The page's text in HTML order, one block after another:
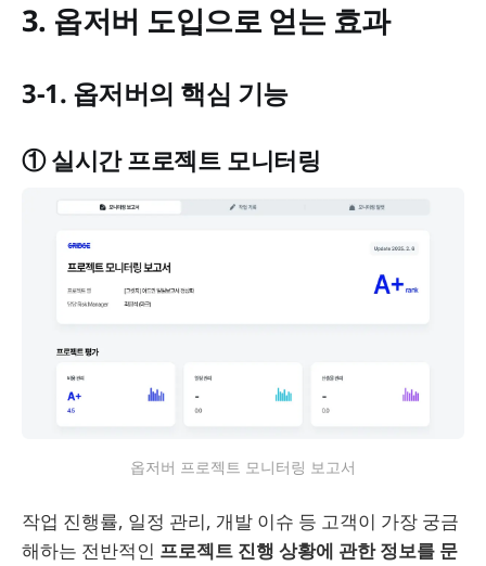
3. 옵저버 도입으로 얻는 효과
3-1. 옵저버의 핵심 기능
① 실시간 프로젝트 모니터링
옵저버 프로젝트 모니터링 보고서
작업 진행률, 일정 관리, 개발 이슈 등 고객이 가장 궁금
해하는 전반적인 프로젝트 진행 상황에 관한 정보를 문